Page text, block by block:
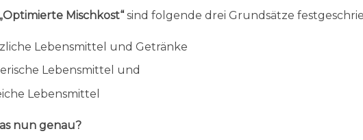
„Optimierte Mischkost“ sind folgende drei Grundsätze
Lebensmittel und Getränke
Lebensmittel und
Lebensmittel
nun genau?